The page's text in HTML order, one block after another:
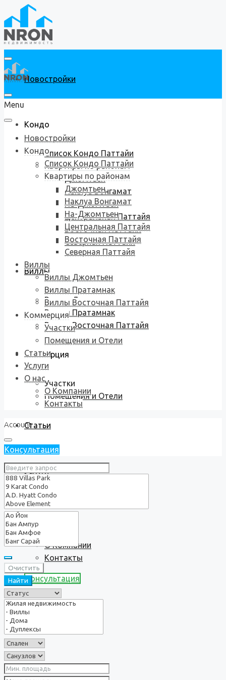
Новостройки
Кондо
Список Кондо Паттайи
Квартиры по районам
Джомтьен
Наклуа Вонгамат
На-Джомтьен
Центральная Паттайя
Восточная Паттайя
Северная Паттайя
Виллы
Виллы Джомтьен
Виллы Пратамнак
Виллы Восточная Паттайя
Коммерция
Участки
Помещения и Отели
Статьи
Услуги
О нас
О Компании
Контакты
Консультация
Menu
Новостройки
Кондо
Список Кондо Паттайи
Квартиры по районам
Джомтьен
Наклуа Вонгамат
На-Джомтьен
Центральная Паттайя
Восточная Паттайя
Северная Паттайя
Виллы
Виллы Джомтьен
Виллы Пратамнак
Виллы Восточная Паттайя
Коммерция
Участки
Помещения и Отели
Статьи
Услуги
О нас
О Компании
Контакты
Account
Консультация
Очистить
Найти